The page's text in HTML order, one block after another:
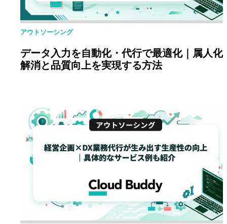
アウトソーシング
データ入力を自動化・代行で最適化｜属人化
解消と品質向上を実現する方法